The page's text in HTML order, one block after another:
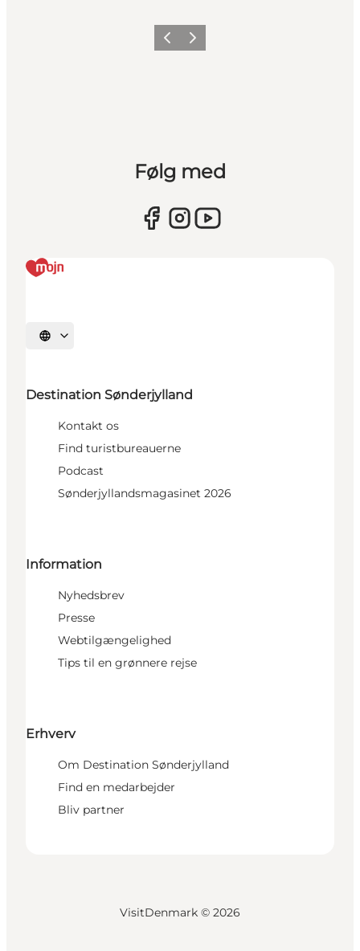
ForrigeNæste
Følg med
Vælg sprog
Destination Sønderjylland
Kontakt os
Find turistbureauerne
Podcast
Sønderjyllandsmagasinet 2026
Information
Nyhedsbrev
Presse
Webtilgængelighed
Tips til en grønnere rejse
Erhverv
Om Destination Sønderjylland
Find en medarbejder
Bliv partner
VisitDenmark © 2026